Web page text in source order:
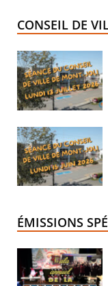
CONSEIL DE
ÉMISSIONS